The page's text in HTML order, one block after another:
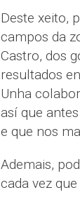
Deste xeito,
campos da
Castro, dos
resultados
Unha
así que
e que nos
Ademais,
cada vez